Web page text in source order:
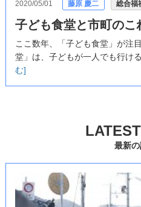
2020/05/01 藤原 慶二 総合福
子ども食堂と市町のこ
ここ数年、「子ども食堂」が注
堂」は、子どもが一人でも行け
む]
最新